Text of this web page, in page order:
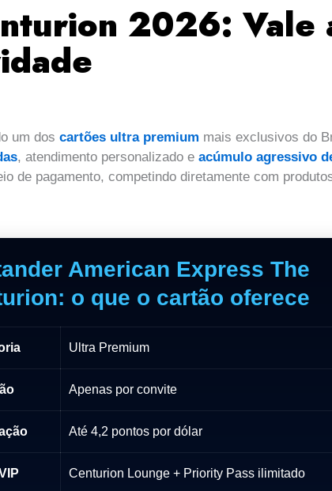
2026: Vale
um dos cartões ultra premium mais exclusivos do
, atendimento personalizado e acúmulo agressivo
de pagamento, competindo diretamente com
American Express The
o que o cartão oferece
Ultra Premium
Apenas por convite
Até 4,2 pontos por dólar
Centurion Lounge + Priority Pass ilimitado